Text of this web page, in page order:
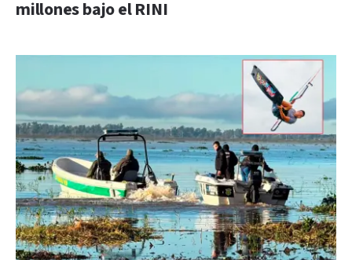
millones bajo el RINI